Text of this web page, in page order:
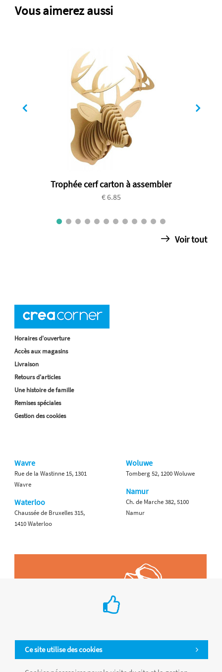
Vous aimerez aussi
Trophée cerf carton à assembler
€ 6.85
Voir tout
Ce site utilise des cookies
Horaires d'ouverture
Accès aux magasins
Livraison
Retours d'articles
Une histoire de famille
Remises spéciales
Gestion des cookies
Wavre
Rue de la Wastinne 15, 1301
Wavre
Waterloo
Chaussée de Bruxelles 315,
1410 Waterloo
Woluwe
Tomberg 52, 1200 Woluwe
Namur
Ch. de Marche 382, 5100
Namur